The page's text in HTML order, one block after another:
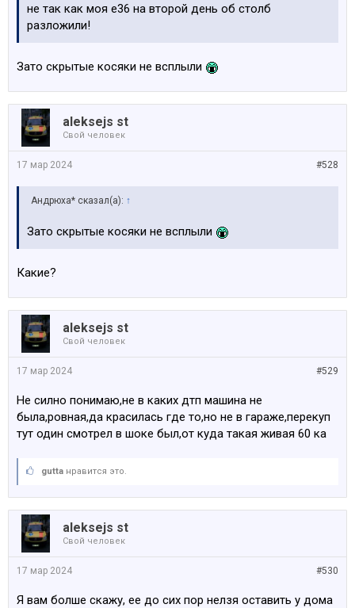
не так как моя е36 на второй день об столб
разложили!
Зато скрытые косяки не всплыли
aleksejs st
Свой человек
#528
17 мар 2024
Андрюха* сказал(а): ↑
Зато скрытые косяки не всплыли
Какие?
aleksejs st
Свой человек
#529
17 мар 2024
Не силно понимаю,не в каких дтп машина не
была,ровная,да красилась где то,но не в гараже,перекуп
тут один смотрел в шоке был,от куда такая живая 60 ка
gutta нравится это.
aleksejs st
Свой человек
#530
17 мар 2024
Я вам болше скажу, ее до сих пор нелзя оставить у дома